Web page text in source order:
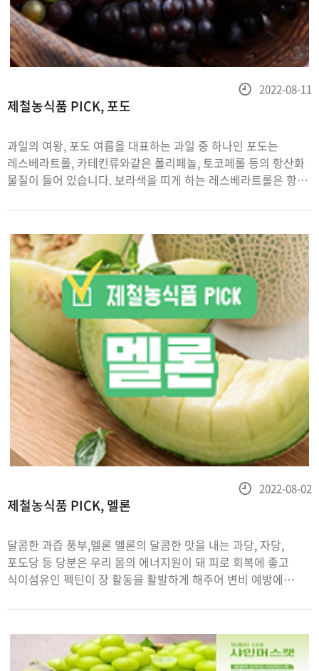
제철농식품 PICK, 포도
과일의 여왕, 포도 여름을 대표하는 과일 중 하나인 포도는
레스베라트롤, 카테킨류와같은 폴리페놀, 토코페롤 등의 항산화
물질이 들어 있습니다. 보라색을 띠게 하는 레스베라트롤은 항암,
달콤한 맛을 내는 포도당이 피로회복에 도움을 줍니다. 포도
등
2022-08-11
제철농식품 PICK, 멜론
달콤한 과즙 풍부,멜론 멜론의 달콤한 맛을 내는 과당, 자당,
포도당 등 당분은 우리 몸의 에너지원이 돼 피로 회복에 좋고
식이섬유인 펙틴이 장 활동을 활발하게 해주어 변비 예방에
안정에 도움을 줍니다. 멜론은 표면의 거미줄 모양이 촘촘한 것을
고르고
등
2022-08-02